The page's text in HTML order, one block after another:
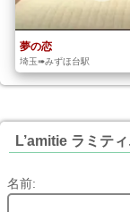
夢の恋
埼玉➠みずほ台駅
L’amitie ラミテ
名前: